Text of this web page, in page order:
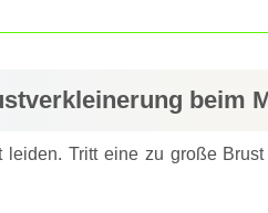
beim
Tritt eine zu große